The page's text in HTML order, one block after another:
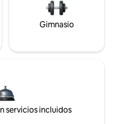
Gimnasio
servicios incluidos